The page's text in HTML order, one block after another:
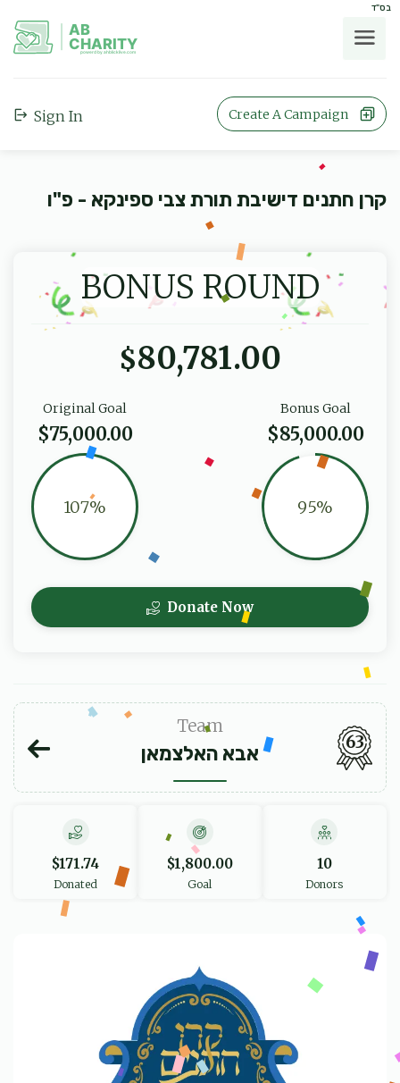
בס"ד
AB
CHARITY
powerd by ahblicklive.com
Sign In Create A Campaign
קרן חתנים דישיבת תורת צבי ספינקא - פ"ו
BONUS ROUND
$80,781.00
Bonus Goal
$85,000.00
95%
Original Goal
$75,000.00
107%
Donate Now
Team
אבא האלצמאן
63
$171.74
Donated
$1,800.00
Goal
10
Donors